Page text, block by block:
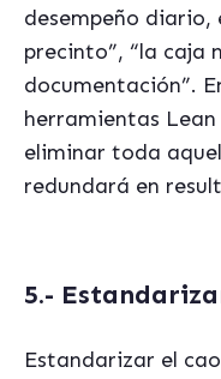
desempeño diario,
precinto”, “la caja
documentación”.
herramientas
eliminar toda
redundará en
5.-
Estandarizar el